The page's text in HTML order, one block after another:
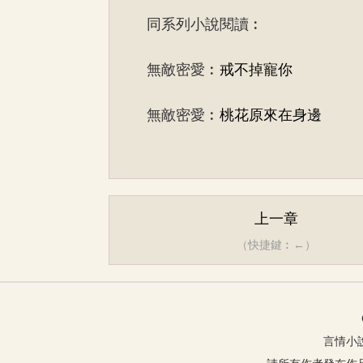
同系列小說閱讀︰
無敵密愛︰戒不掉寵你
無敵密愛︰桃花原來在身邊
上一章
（快捷鍵︰←）
言情小